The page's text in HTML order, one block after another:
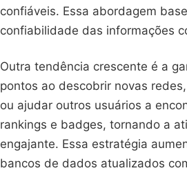
confiáveis. Essa abordagem
confiabilidade das informações
Outra tendência crescente é a
pontos ao descobrir novas
ou ajudar outros usuários a
rankings e badges, tornando a
engajante. Essa estratégia
bancos de dados atualizados